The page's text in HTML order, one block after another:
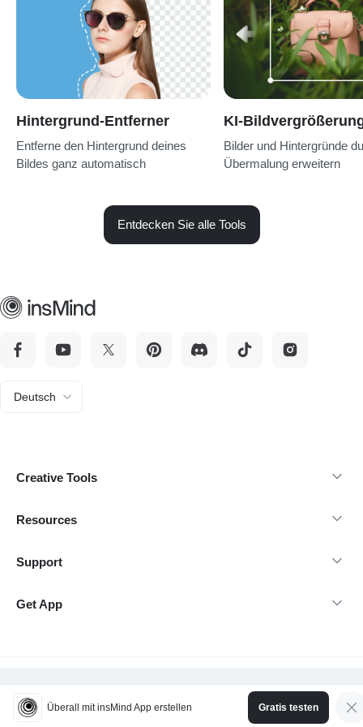
konsistente und hochwertige Ergebnisse bei möglichst wenig
Zeiteinsatz wünschst.
Hintergrund-Entferner
Entferne den Hintergrund deines
Bildes ganz automatisch
KI-
Bilder und Hintergründe
Übermalung erweitern
Entdecken Sie alle Tools
Deutsch
Creative Tools
Resources
Support
Get App
@Copyright 2026 insMind - Tutti i diritti riservati.
Überall mit insMind App erstellen Gratis testen